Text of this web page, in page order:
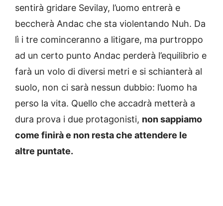
sentirà gridare Sevilay, l’uomo entrerà e
beccherà Andac che sta violentando Nuh. Da
lì i tre cominceranno a litigare, ma purtroppo
ad un certo punto Andac perderà l’equilibrio e
farà un volo di diversi metri e si schianterà al
suolo, non ci sarà nessun dubbio: l’uomo ha
perso la vita. Quello che accadrà metterà a
dura prova i due protagonisti, non sappiamo
come finirà e non resta che attendere le
altre puntate.